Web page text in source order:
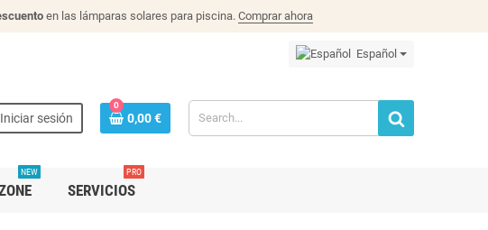
en las lámparas solares para piscina. Comprar ahora
Español
Iniciar sesión
0
0,00 €
NEW
SERVICIOS
PRO